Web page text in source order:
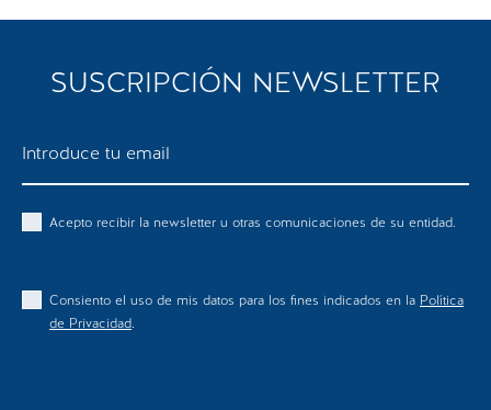
SUSCRIPCIÓN NEWSLETTER
Acepto recibir la newsletter u otras comunicaciones de su entidad.
Consiento el uso de mis datos para los fines indicados en la Política
de Privacidad.